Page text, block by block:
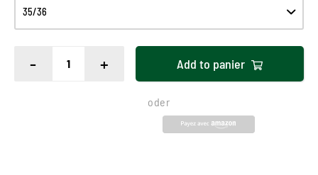
- + Add to panier
oder